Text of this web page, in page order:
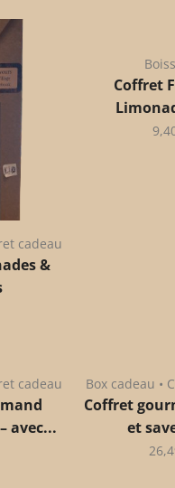
cadeau
&
Coffret
cadeau
avec...
Box cadeau •
Coffret
et